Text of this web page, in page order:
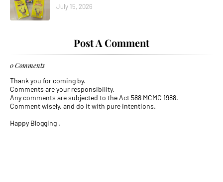
July 15, 2026
Post A Comment
0 Comments
Thank you for coming by.
Comments are your responsibility.
Any comments are subjected to the Act 588 MCMC 1988.
Comment wisely, and do it with pure intentions.
Happy Blogging .